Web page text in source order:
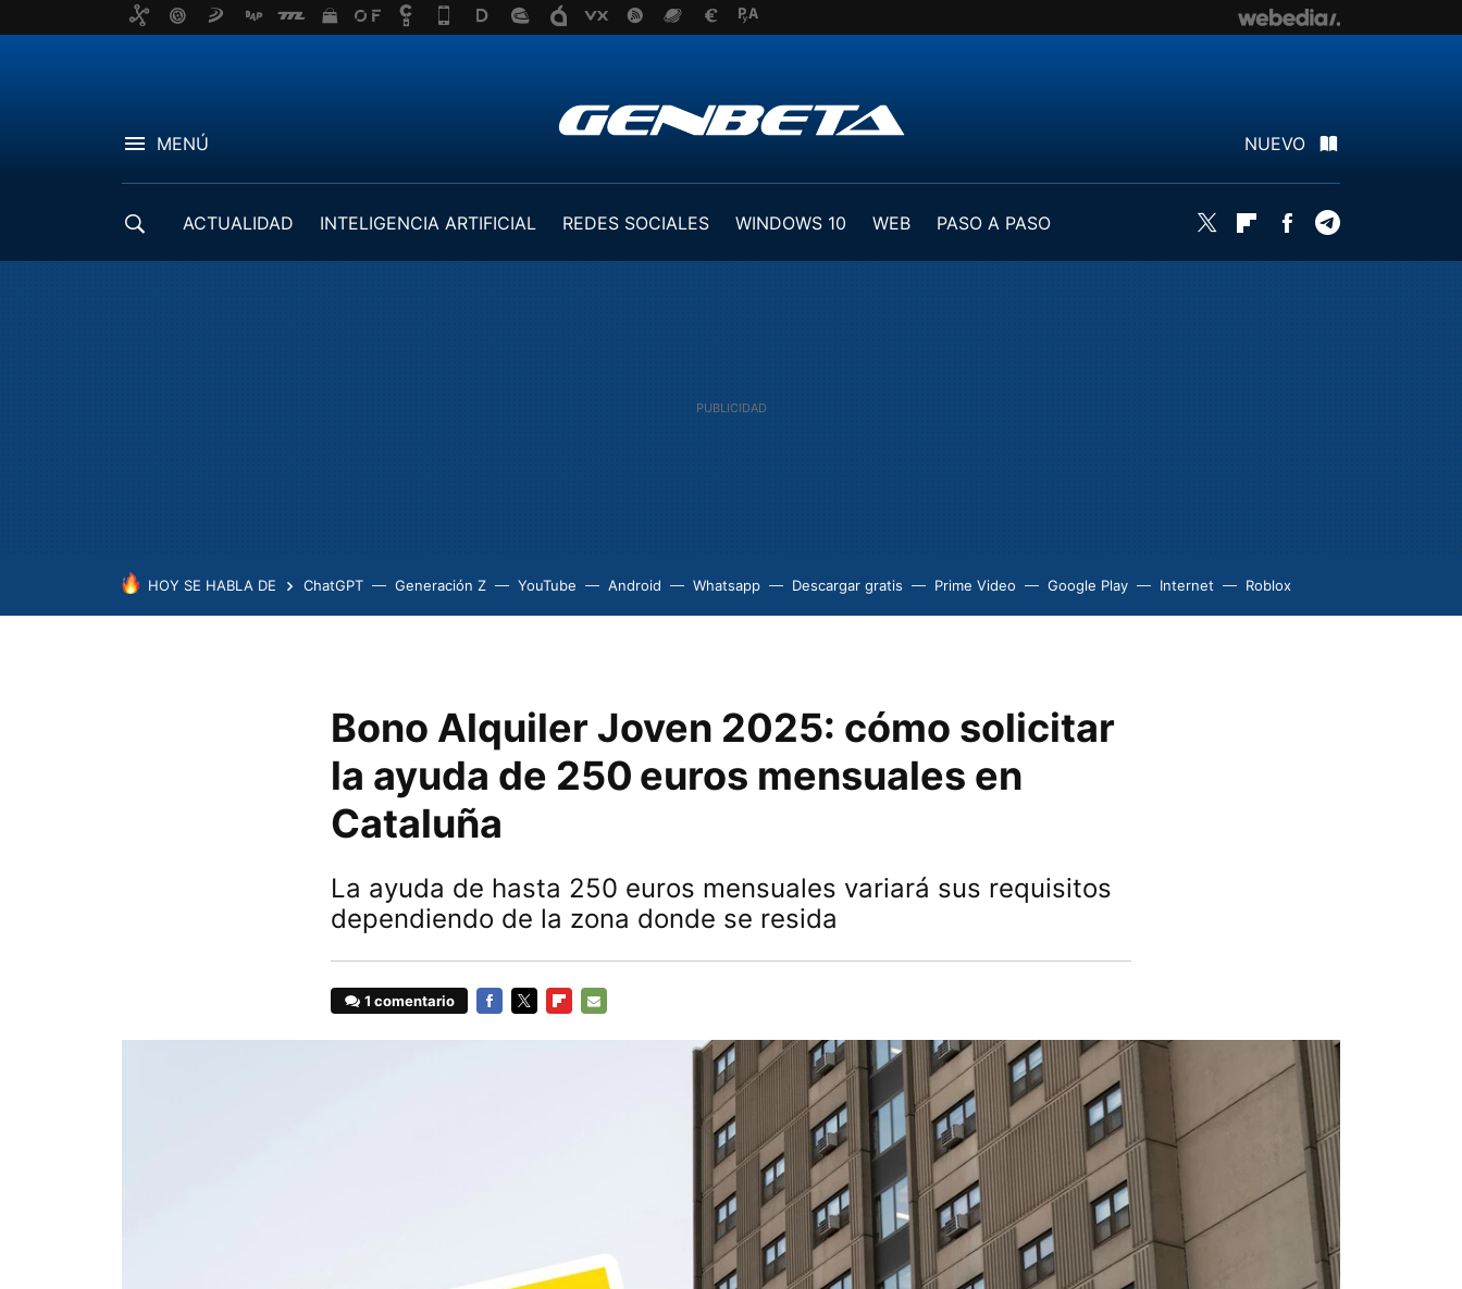
MENÚ NUEVO
ACTUALIDAD INTELIGENCIA ARTIFICIAL REDES SOCIALES WINDOWS 10 WEB
PASO A PASO
Twitter FlipboardFacebook
HOY SE HABLA DE ChatGPT Generación Z YouTube Android Whatsapp Descargar gratis Prime Video Google Play Internet Roblox
Bono Alquiler Joven 2025: cómo solicitar
la ayuda de 250 euros mensuales en
Cataluña
La ayuda de hasta 250 euros mensuales variará sus requisitos
dependiendo de la zona donde se resida
1 comentario